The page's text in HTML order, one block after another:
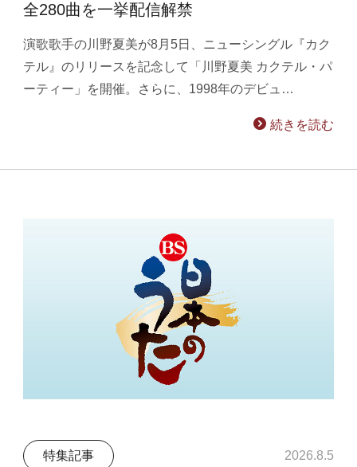
全280曲を一挙配信解禁
演歌歌手の川野夏美が8月5日、ニューシングル『カク
テル』のリリースを記念して「川野夏美 カクテル・パ
ーティー」を開催。さらに、1998年のデビュ…
続きを読む
特集記事 2026.8.5